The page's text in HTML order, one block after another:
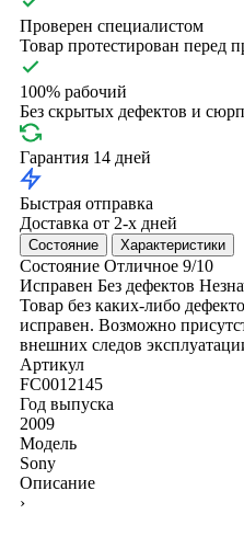
Проверен специалистом
Товар протестирован перед
100% рабочий
Без скрытых дефектов и
Гарантия 14 дней
Быстрая отправка
Доставка от 2-х дней
Состояние Характеристики
Состояние Отличное 9/10
Исправен Без дефектов
Товар без каких-либо
исправен. Возможно
внешних следов
Артикул
FC0012145
Год выпуска
2009
Модель
Sony
Описание
›